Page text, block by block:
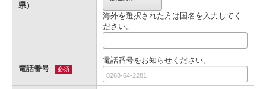
県）
海外を選択された方は国名を入力してく
ださい。
電話番号 必須
電話番号をお知らせください。